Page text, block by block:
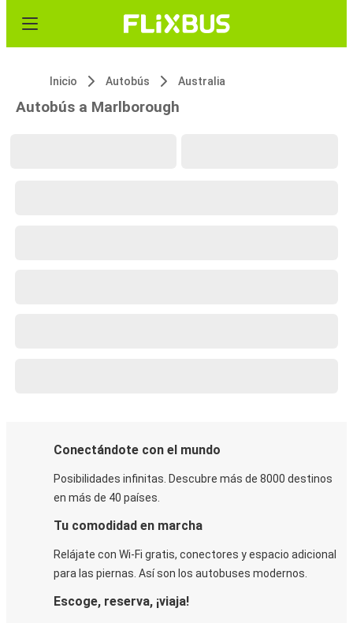
Inicio Autobús Australia
Autobús a Marlborough
Conectándote con el mundo
Posibilidades infinitas. Descubre más de 8000 destinos
en más de 40 países.
Tu comodidad en marcha
Relájate con Wi-Fi gratis, conectores y espacio adicional
para las piernas. Así son los autobuses modernos.
Escoge, reserva, ¡viaja!